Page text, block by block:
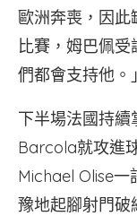
歐洲奔喪，因此
比賽，姆巴佩
們都會支持他。」
下半場法國持
Barcola就攻進
Michael Olise
豫地起腳射門破